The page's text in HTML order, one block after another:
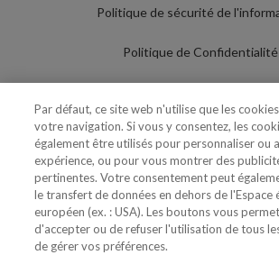
Politique de sécurité de
Politique de Confidentialité
Politique de Cookies
Paramètres des cookies
Utilisation Frauduleuse du Nom/
Par défaut, ce site web n'utilise que les
votre navigation. Si vous y consentez, les
également être utilisés pour personnaliser ou
expérience, ou pour vous montrer des
pertinentes. Votre consentement peut
le transfert de données en dehors de l'Espace
européen (ex. : USA). Les boutons vous
d'accepter ou de refuser l'utilisation de tous
de gérer vos préférences.